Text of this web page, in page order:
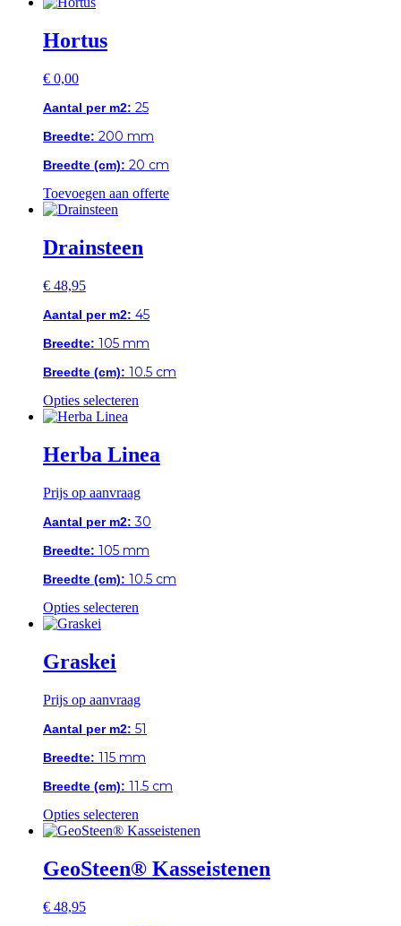
kan
gekozen
worden
op
de
Hortus
€ 0,00
Aantal per m2: 25
Breedte: 200 mm
Breedte (cm): 20 cm
Toevoegen aan offerte
Drainsteen
€ 48,95
Aantal per m2: 45
Breedte: 105 mm
Breedte (cm): 10.5 cm
Opties selecteren
variaties.
optie
gekozen
worden
op
de
Herba Linea
Prijs op aanvraag
Aantal per m2: 30
Breedte: 105 mm
Breedte (cm): 10.5 cm
Opties selecteren
optie
gekozen
worden
op
de
Graskei
Prijs op aanvraag
Aantal per m2: 51
Breedte: 115 mm
Breedte (cm): 11.5 cm
Opties selecteren
product
meerdere
variaties.
GeoSteen® Kasseistenen
€ 48,95